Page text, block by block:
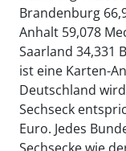
Brandenburg
Anhalt 59,078
Saarland 34,331
ist eine Karten-
Deutschland
Sechseck
Euro. Jedes